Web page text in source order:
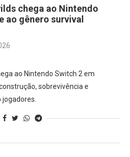
chega ao Nintendo
ao gênero survival
ao Nintendo Switch 2 em
sobrevivência e
jogadores.